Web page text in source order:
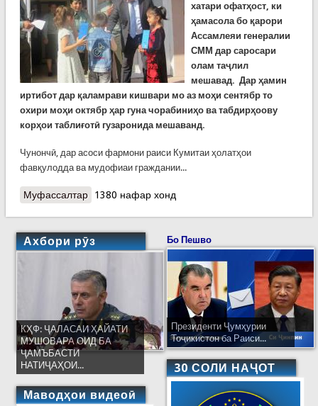
хатари офатҳост, ки
ҳамасола бо қарори
Ассамлеяи генералии
СММ дар саросари
олам таҷлил
мешавад. Дар ҳамин
иртибот дар қаламрави кишвари мо аз моҳи сентябр то
охири моҳи октябр ҳар гуна чорабиниҳо ва табдирҳоову
корҳои таблиғотӣ гузаронида мешаванд.
Чунончӣ, дар асоси фармони раиси Кумитаи ҳолатҳои
фавқулодда ва мудофиаи граждании...
Муфассалтаро Таҷлили Рӯзи ҷаҳонии коҳиши хатари офатҳо
1380 нафар хонд
Ахбори рӯз
КҲФ: ҶАЛАСАИ ҲАЙАТИ
МУШОВАРА ОИД БА
ҶАМЪБАСТИ
НАТИҶАҲОИ...
Маводҳои видеоӣ
Бо Пешво
Президенти Ҷумҳурии
Тоҷикистон ба Раиси...
30 СОЛИ НАҶОТ